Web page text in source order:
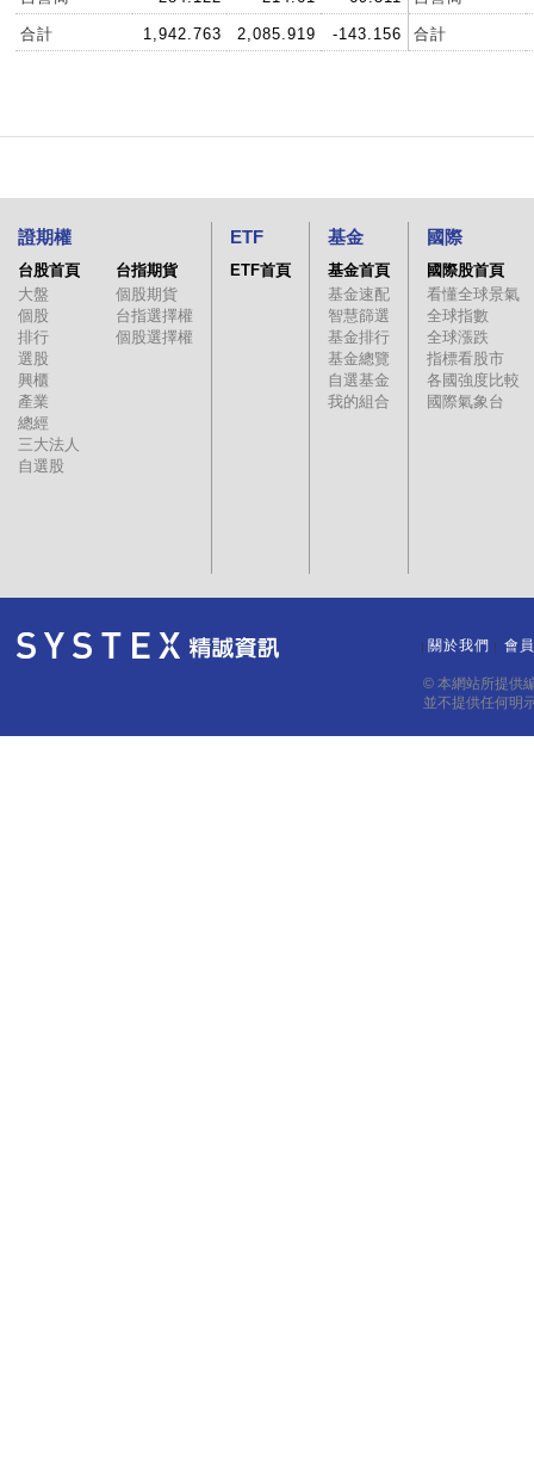
合計 1,942.763 2,085.919 -143.156 合計
證期權
台股首頁
大盤
個股
排行
選股
興櫃
產業
總經
三大法人
自選股
台指期貨
個股期貨
台指選擇權
個股選擇權
ETF
ETF首頁
基金
基金首頁
基金速配
智慧篩選
基金排行
基金總覽
自選基金
我的組合
國際
國際股首頁
看懂全球景氣
全球指數
全球漲跌
指標看股市
各國強度比較
國際氣象台
關於我們 會
© 本網站所提供
並不提供任何明